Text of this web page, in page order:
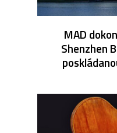
MAD
Shenzhen